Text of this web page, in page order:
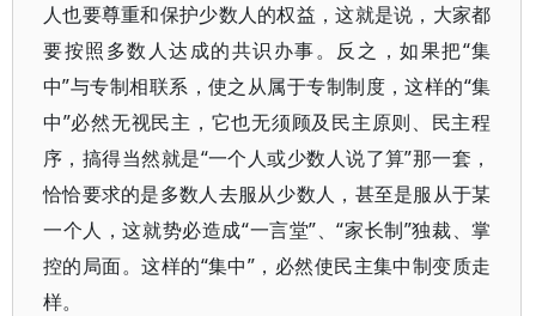
人也要尊重和保护少数人的权益，这就是说，大家都
要按照多数人达成的共识办事。反之，如果把“集
中”与专制相联系，使之从属于专制制度，这样的“集
中”必然无视民主，它也无须顾及民主原则、民主程
序，搞得当然就是“一个人或少数人说了算”那一套，
恰恰要求的是多数人去服从少数人，甚至是服从于某
一个人，这就势必造成“一言堂”、“家长制”独裁、掌
控的局面。这样的“集中”，必然使民主集中制变质走
样。